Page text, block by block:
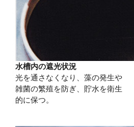
水槽内の遮光状況
光を通さなくなり、藻の発生や
雑菌の繁殖を防ぎ、貯水を衛生
的に保つ。